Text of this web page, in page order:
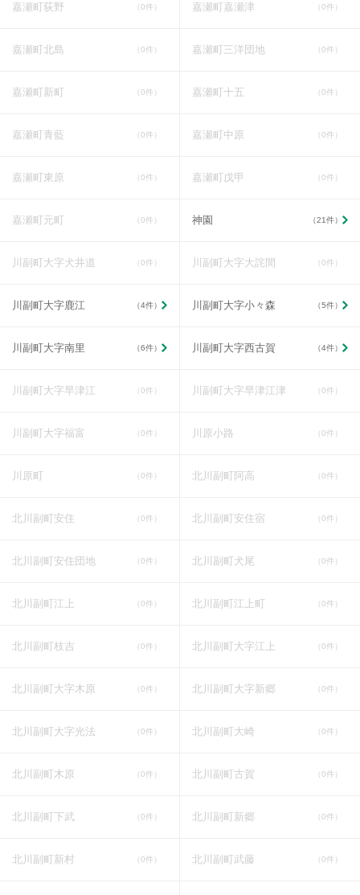
嘉瀬町荻野 （0件） 嘉瀬町嘉瀬津 （0件）
嘉瀬町北島 （0件） 嘉瀬町三洋団地 （0件）
嘉瀬町新町 （0件） 嘉瀬町十五 （0件）
嘉瀬町青藍 （0件） 嘉瀬町中原 （0件）
嘉瀬町東原 （0件） 嘉瀬町戊甲 （0件）
嘉瀬町元町 （0件） 神園 （21件）
川副町大字犬井道 （0件） 川副町大字大詫間 （0件）
川副町大字鹿江 （4件） 川副町大字小々森 （5件）
川副町大字南里 （6件） 川副町大字西古賀 （4件）
川副町大字早津江 （0件） 川副町大字早津江津 （0件）
川副町大字福富 （0件） 川原小路 （0件）
川原町 （0件） 北川副町阿高 （0件）
北川副町安住 （0件） 北川副町安住宿 （0件）
北川副町安住団地 （0件） 北川副町犬尾 （0件）
北川副町江上 （0件） 北川副町江上町 （0件）
北川副町枝吉 （0件） 北川副町大字江上 （0件）
北川副町大字木原 （0件） 北川副町大字新郷 （0件）
北川副町大字光法 （0件） 北川副町大崎 （0件）
北川副町木原 （0件） 北川副町古賀 （0件）
北川副町下武 （0件） 北川副町新郷 （0件）
北川副町新村 （0件） 北川副町武藤 （0件）